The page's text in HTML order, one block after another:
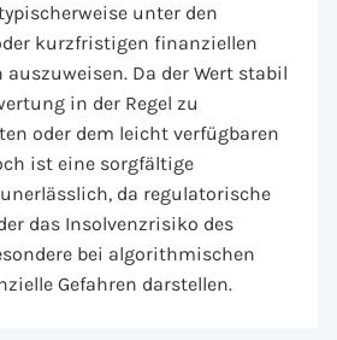
unter den
kurzfristigen finanziellen
auszuweisen. Da der Wert stabil
in der Regel zu
oder dem leicht verfügbaren
ist eine sorgfältige
da regulatorische
das Insolvenzrisiko des
bei algorithmischen
Gefahren darstellen.